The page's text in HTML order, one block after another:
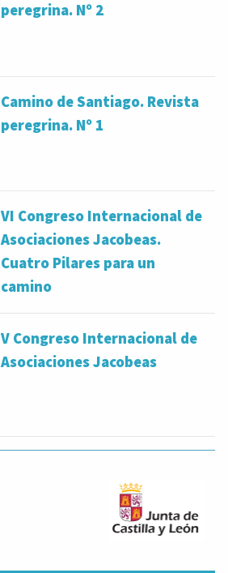
peregrina. Nº 2
Camino de Santiago. Revista
peregrina. Nº 1
VI Congreso Internacional de
Asociaciones Jacobeas.
Cuatro Pilares para un
camino
V Congreso Internacional de
Asociaciones Jacobeas